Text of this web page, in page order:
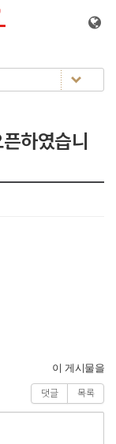
하였습니
이 게시물을
댓글 목록